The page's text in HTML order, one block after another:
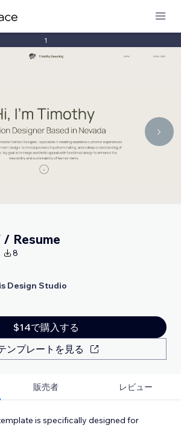
1
/ Resume
8
Design Studio
$14で購入する
ンプレートを見る
販売者 レビュー
is specifically designed for